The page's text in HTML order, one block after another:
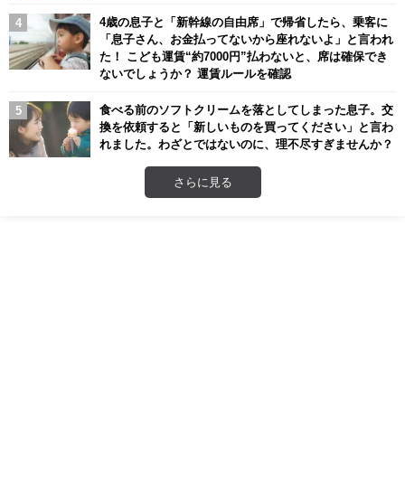
4歳の息子と「新幹線の自由席」で帰省したら、乗客に
「息子さん、お金払ってないから座れないよ」と言われ
た！ こども運賃“約7000円”払わないと、席は確保でき
ないでしょうか？ 運賃ルールを確認
食べる前のソフトクリームを落としてしまった息子。交
換を依頼すると「新しいものを買ってください」と言わ
れました。わざとではないのに、理不尽すぎませんか？
さらに見る